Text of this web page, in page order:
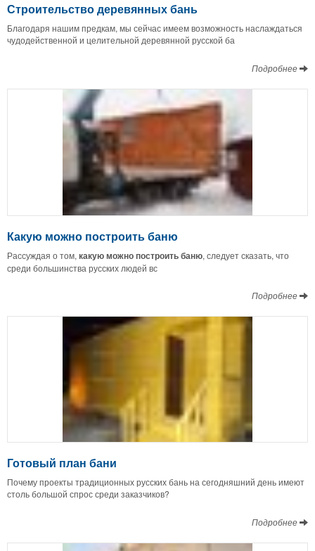
Строительство деревянных бань
Благодаря нашим предкам, мы сейчас имеем возможность наслаждаться
чудодейственной и целительной деревянной русской ба
Подробнее
Какую можно построить баню
Рассуждая о том, какую можно построить баню, следует сказать, что
среди большинства русских людей вс
Подробнее
Готовый план бани
Почему проекты традиционных русских бань на сегодняшний день имеют
столь большой спрос среди заказчиков?
Подробнее